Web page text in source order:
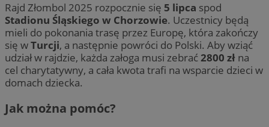
Rajd Złombol 2025 rozpocznie się 5 lipca spod
Stadionu Śląskiego w Chorzowie. Uczestnicy będą
mieli do pokonania trasę przez Europę, która zakończy
się wTurcji, a następnie powróci do Polski. Aby wziąć
udział w rajdzie, każda załoga musi zebrać2800 zł na
cel charytatywny, a cała kwota trafi na wsparcie dzieci w
domach dziecka.
Jak można pomóc?